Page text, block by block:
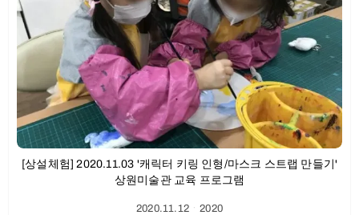
[상설체험] 2020.11.03 '캐릭터 키링 인형/마스크 스트랩 만들기'
상원미술관 교육 프로그램
2020.11.12ㆍ2020